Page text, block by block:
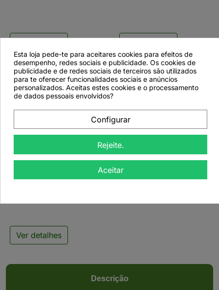

favorite_border
Chá Oolong Deusa de
Ver detalhes
Descrição
Esta loja pede-te para aceitares cookies para efeitos de
desempenho, redes sociais e publicidade. Os cookies de
publicidade e de redes sociais de terceiros são utilizados
para te oferecer funcionalidades sociais e anúncios
personalizados. Aceitas estes cookies e o processamento
de dados pessoais envolvidos?
Configurar
Rejeite.
Aceitar